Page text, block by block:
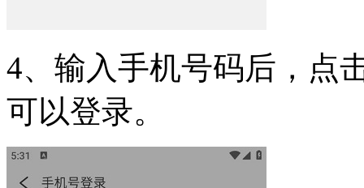
4、输入手机号码后，点
可以登录。